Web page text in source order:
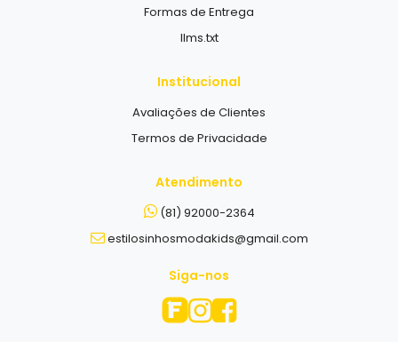
(81) 92000-2364
estilosinhosmodakids@gmail.com
Siga-nos
Pagamento
Segurança